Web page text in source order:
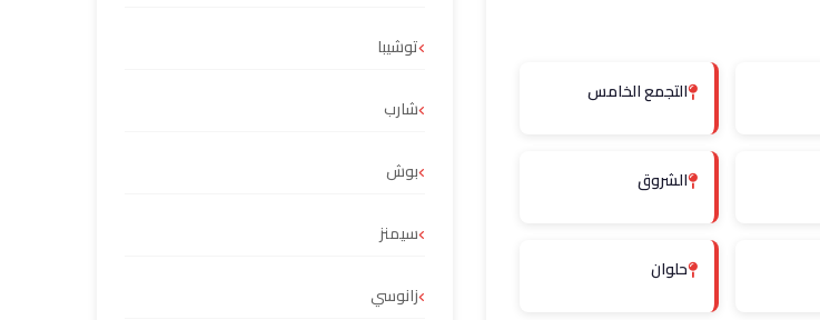
التجمع الخامس
الشروق
حلوان
توشيبا
شارب
بوش
سيمنز
زانوسي